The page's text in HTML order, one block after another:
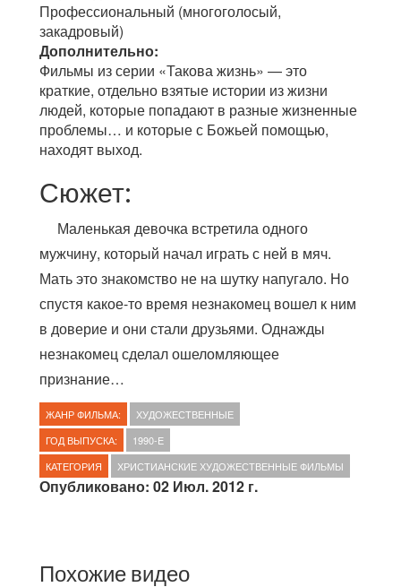
Профессиональный (многоголосый,
закадровый)
Дополнительно:
Фильмы из серии «Такова жизнь» — это
краткие, отдельно взятые истории из жизни
людей, которые попадают в разные жизненные
проблемы… и которые с Божьей помощью,
находят выход.
Сюжет:
Маленькая девочка встретила одного
мужчину, который начал играть с ней в мяч.
Мать это знакомство не на шутку напугало. Но
спустя какое-то время незнакомец вошел к ним
в доверие и они стали друзьями. Однажды
незнакомец сделал ошеломляющее
признание…
ЖАНР ФИЛЬМА:
ХУДОЖЕСТВЕННЫЕ
ГОД ВЫПУСКА:
1990-E
КАТЕГОРИЯ
ХРИСТИАНСКИЕ ХУДОЖЕСТВЕННЫЕ ФИЛЬМЫ
Опубликовано: 02 Июл. 2012 г.
Похожие видео